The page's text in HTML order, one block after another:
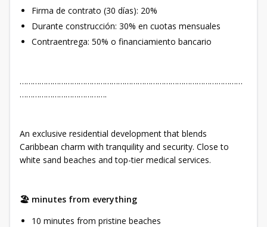
Firma de contrato (30 días): 20%
Durante construcción: 30% en cuotas mensuales
Contraentrega: 50% o financiamiento bancario
…………………………………………………………………………………………
………………………………….
An exclusive residential development that blends
Caribbean charm with tranquility and security. Close to
white sand beaches and top-tier medical services.
🏖️ minutes from everything
10 minutes from pristine beaches